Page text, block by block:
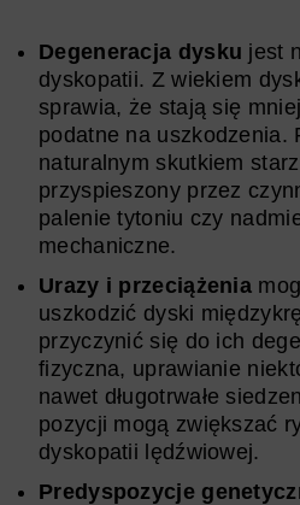
Degeneracja dysku jest
dyskopatii. Z wiekiem
sprawia, że stają się
podatne na uszkodzenia.
naturalnym skutkiem
przyspieszony przez
palenie tytoniu czy
mechaniczne.
Urazy i przeciążenia
uszkodzić dyski
przyczynić się do ich
fizyczna, uprawianie
nawet długotrwałe
pozycji mogą zwiększać
dyskopatii lędźwiowej.
Predyspozycje